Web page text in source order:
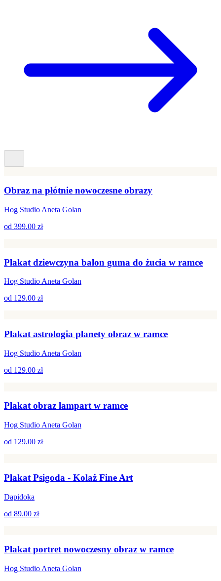
Obraz na płótnie nowoczesne obrazy
Hog Studio Aneta Golan
od 399.00 zł
Plakat dziewczyna balon guma do żucia w ramce
Hog Studio Aneta Golan
od 129.00 zł
Plakat astrologia planety obraz w ramce
Hog Studio Aneta Golan
od 129.00 zł
Plakat obraz lampart w ramce
Hog Studio Aneta Golan
od 129.00 zł
Plakat Psigoda - Kolaż Fine Art
Dapidoka
od 89.00 zł
Plakat portret nowoczesny obraz w ramce
Hog Studio Aneta Golan